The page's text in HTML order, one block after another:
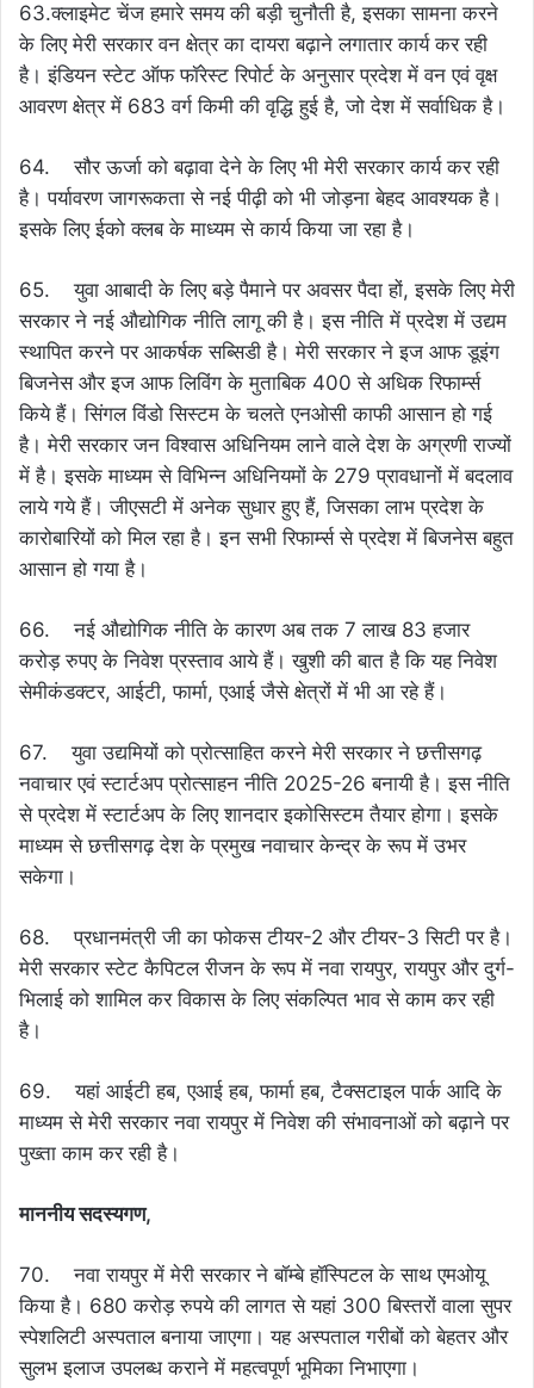
63.क्लाइमेट चेंज हमारे समय की बड़ी चुनौती है, इसका सामना करने
के लिए मेरी सरकार वन क्षेत्र का दायरा बढ़ाने लगातार कार्य कर रही
है। इंडियन स्टेट ऑफ फॉरेस्ट रिपोर्ट के अनुसार प्रदेश में वन एवं वृक्ष
आवरण क्षेत्र में 683 वर्ग किमी की वृद्धि हुई है, जो देश में सर्वाधिक है।
64. सौर ऊर्जा को बढ़ावा देने के लिए भी मेरी सरकार कार्य कर रही
है। पर्यावरण जागरूकता से नई पीढ़ी को भी जोड़ना बेहद आवश्यक है।
इसके लिए ईको क्लब के माध्यम से कार्य किया जा रहा है।
65. युवा आबादी के लिए बड़े पैमाने पर अवसर पैदा हों, इसके लिए मेरी
सरकार ने नई औद्योगिक नीति लागू की है। इस नीति में प्रदेश में उद्यम
स्थापित करने पर आकर्षक सब्सिडी है। मेरी सरकार ने इज आफ डूइंग
बिजनेस और इज आफ लिविंग के मुताबिक 400 से अधिक रिफार्म्स
किये हैं। सिंगल विंडो सिस्टम के चलते एनओसी काफी आसान हो गई
है। मेरी सरकार जन विश्वास अधिनियम लाने वाले देश के अग्रणी राज्यों
में है। इसके माध्यम से विभिन्न अधिनियमों के 279 प्रावधानों में बदलाव
लाये गये हैं। जीएसटी में अनेक सुधार हुए हैं, जिसका लाभ प्रदेश के
कारोबारियों को मिल रहा है। इन सभी रिफार्म्स से प्रदेश में बिजनेस बहुत
आसान हो गया है।
66. नई औद्योगिक नीति के कारण अब तक 7 लाख 83 हजार
करोड़ रुपए के निवेश प्रस्ताव आये हैं। खुशी की बात है कि यह निवेश
सेमीकंडक्टर, आईटी, फार्मा, एआई जैसे क्षेत्रों में भी आ रहे हैं।
67. युवा उद्यमियों को प्रोत्साहित करने मेरी सरकार ने छत्तीसगढ़
नवाचार एवं स्टार्टअप प्रोत्साहन नीति 2025-26 बनायी है। इस नीति
से प्रदेश में स्टार्टअप के लिए शानदार इकोसिस्टम तैयार होगा। इसके
माध्यम से छत्तीसगढ़ देश के प्रमुख नवाचार केन्द्र के रूप में उभर
सकेगा।
68. प्रधानमंत्री जी का फोकस टीयर-2 और टीयर-3 सिटी पर है।
मेरी सरकार स्टेट कैपिटल रीजन के रूप में नवा रायपुर, रायपुर और दुर्ग-
भिलाई को शामिल कर विकास के लिए संकल्पित भाव से काम कर रही
है।
69. यहां आईटी हब, एआई हब, फार्मा हब, टैक्सटाइल पार्क आदि के
माध्यम से मेरी सरकार नवा रायपुर में निवेश की संभावनाओं को बढ़ाने पर
पुख्ता काम कर रही है।
माननीय सदस्यगण,
70. नवा रायपुर में मेरी सरकार ने बॉम्बे हॉस्पिटल के साथ एमओयू
किया है। 680 करोड़ रुपये की लागत से यहां 300 बिस्तरों वाला सुपर
स्पेशलिटी अस्पताल बनाया जाएगा। यह अस्पताल गरीबों को बेहतर और
सुलभ इलाज उपलब्ध कराने में महत्वपूर्ण भूमिका निभाएगा।